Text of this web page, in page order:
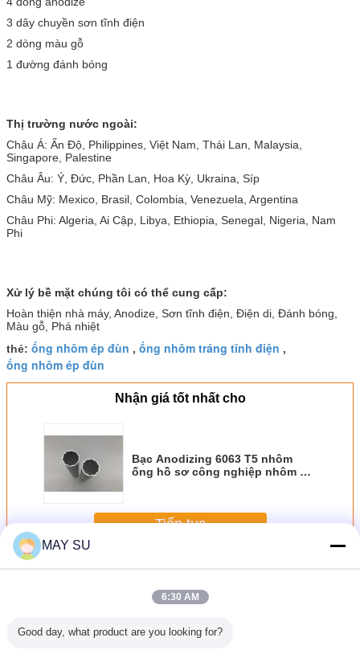
3 dây chuyền sơn tĩnh điện
2 dòng màu gỗ
1 đường đánh bóng
Thị trường nước ngoài:
Châu Á: Ấn Độ, Philippines, Việt Nam, Thái Lan, Malaysia,
Singapore, Palestine
Châu Âu: Ý, Đức, Phần Lan, Hoa Kỳ, Ukraina, Síp
Châu Mỹ: Mexico, Brasil, Colombia, Venezuela, Argentina
Châu Phi: Algeria, Ai Cập, Libya, Ethiopia, Senegal, Nigeria, Nam
Phi
Xử lý bề mặt chúng tôi có thể cung cấp:
Hoàn thiện nhà máy, Anodize, Sơn tĩnh điện, Điện di, Đánh bóng,
Màu gỗ, Phá nhiệt
thẻ: ống nhôm ép đùn , ống nhôm tráng tĩnh điện ,
ống nhôm ép đùn
Nhận giá tốt nhất cho
Bạc Anodizing 6063 T5 nhôm
ống hồ sơ công nghiệp nhôm hồ
Tiếp tục
HơnHồ sơ ống nhôm
MAY SU
6:30 AM
Good day, what product are you looking for?